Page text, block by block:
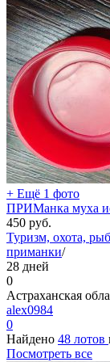
+ Ещё 1 фото
ПРИМанка муха
450 руб.
Туризм, охота,
приманки/
28 дней
0
Астраханская
alex0984
0
Найдено 48 лотов
Посмотреть все